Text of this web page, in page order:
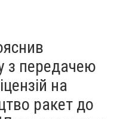
з передачею
на
ракет до